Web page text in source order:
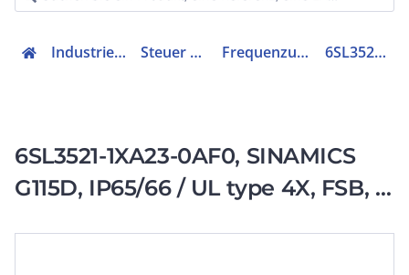
Industriekomponenten Steuer & Regelgeräte Frequenzumrichter =< 1 kV 6SL35211XA230AF0
6SL3521-1XA23-0AF0, SINAMICS
G115D, IP65/66 / UL type 4X, FSB, 3